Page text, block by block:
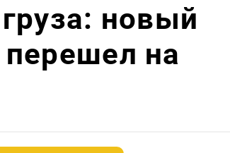
новый
перешел на